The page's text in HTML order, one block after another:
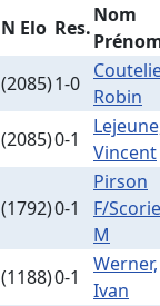
N Elo Res.
Nom
(2085)1-0
Robin
(2085)0-1
Vincent
(1792)0-1
Pirson
F/
M
(1188)0-1
Werner,
Ivan